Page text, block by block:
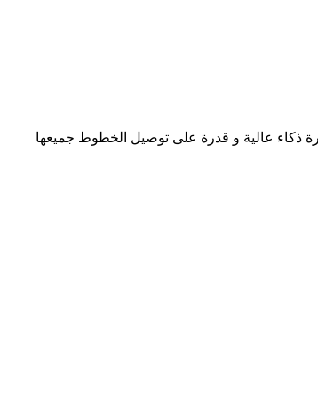
ذكاء عالية و قدرة على توصيل الخطوط جميعها